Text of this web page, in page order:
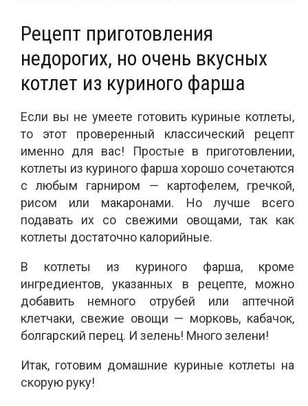
Рецепт приготовления
недорогих, но очень вкусных
котлет из куриного фарша
Если вы не умеете готовить куриные котлеты,
то этот проверенный классический рецепт
именно для вас! Простые в приготовлении,
котлеты из куриного фарша хорошо сочетаются
с любым гарниром — картофелем, гречкой,
рисом или макаронами. Но лучше всего
подавать их со свежими овощами, так как
котлеты достаточно калорийные.
В котлеты из куриного фарша, кроме
ингредиентов, указанных в рецепте, можно
добавить немного отрубей или аптечной
клетчаки, свежие овощи — морковь, кабачок,
болгарский перец. И зелень! Много зелени!
Итак, готовим домашние куриные котлеты на
скорую руку!